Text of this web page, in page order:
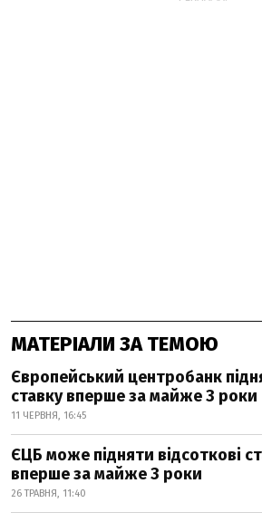
МАТЕРІАЛИ ЗА ТЕМОЮ
Європейський центробанк
ставку вперше за майже 3 роки
11 ЧЕРВНЯ, 16:45
ЄЦБ може підняти відсоткові
вперше за майже 3 роки
26 ТРАВНЯ, 11:40